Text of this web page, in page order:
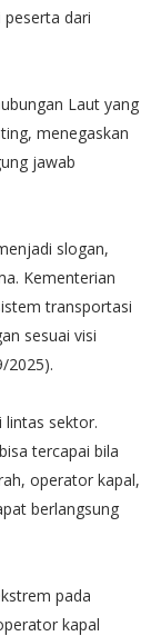
peserta dari
Laut yang
menegaskan
jawab
slogan,
Kementerian
transportasi
sesuai visi
2025).
lintas sektor.
tercapai bila
operator kapal,
berlangsung
pada
kapal